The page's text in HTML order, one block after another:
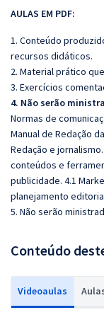
AULAS EM PDF:
1. Conteúdo
recursos didáticos.
2. Material prático
3. Exercícios
4. Não serão
Normas de
Manual de Redação
Redação e
conteúdos e
publicidade. 4.1
planejamento
5. Não serão
Conteúdo
Videoaulas